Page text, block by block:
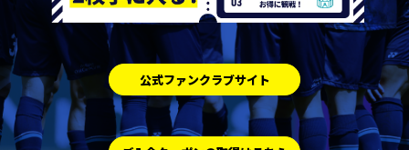
公式ファンクラブサイト